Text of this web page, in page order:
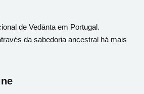
de Vedānta em Portugal.
da sabedoria ancestral há mais